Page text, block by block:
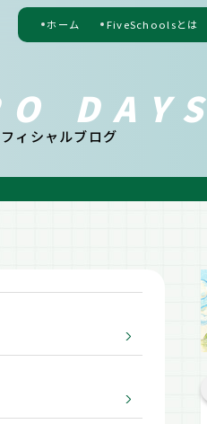
ホーム FiveSchoolsとは
DAYS
ィシャルブログ